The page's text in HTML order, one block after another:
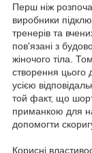
Перш ніж
виробники
тренерів та
пов'язані з
жіночого тіла.
створення цього
усією
той факт, що
приманкою для
допомогти
Корисні